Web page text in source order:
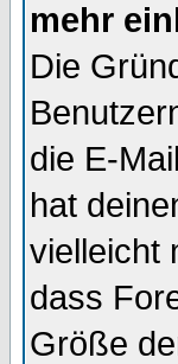
mehr
Die
die E-
hat
vielleicht
dass
Größe